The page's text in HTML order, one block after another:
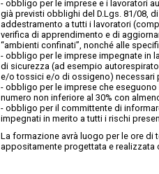
- obbligo per le imprese e i lavoratori
già previsti obblighi del D.Lgs. 81/08,
addestramento a tutti i lavoratori
verifica di apprendimento e di
“ambienti confinati”, nonché alle
- obbligo per le imprese impegnate in
di sicurezza (ad esempio
e/o tossici e/o di ossigeno) necessari
- obbligo per le imprese che
numero non inferiore al 30% con
- obbligo per il committente di
impegnati in merito a tutti i rischi
La formazione avrà luogo per le ore di
appositamente progettata e